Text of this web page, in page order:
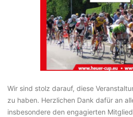
Wir sind stolz darauf, diese
zu haben. Herzlichen Dank dafür an
insbesondere den engagierten